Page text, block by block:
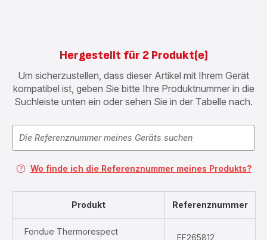
Hergestellt für 2 Produkt(e)
Um sicherzustellen, dass dieser Artikel mit Ihrem Gerät
kompatibel ist, geben Sie bitte Ihre Produktnummer in die
Suchleiste unten ein oder sehen Sie in der Tabelle nach.
Wo finde ich die Referenznummer meines Produkts?
Produkt Referenznummer
Fondue Thermorespect
EF265812